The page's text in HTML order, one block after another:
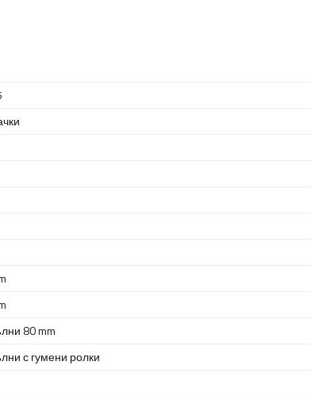
80 mm
с гумени ролки